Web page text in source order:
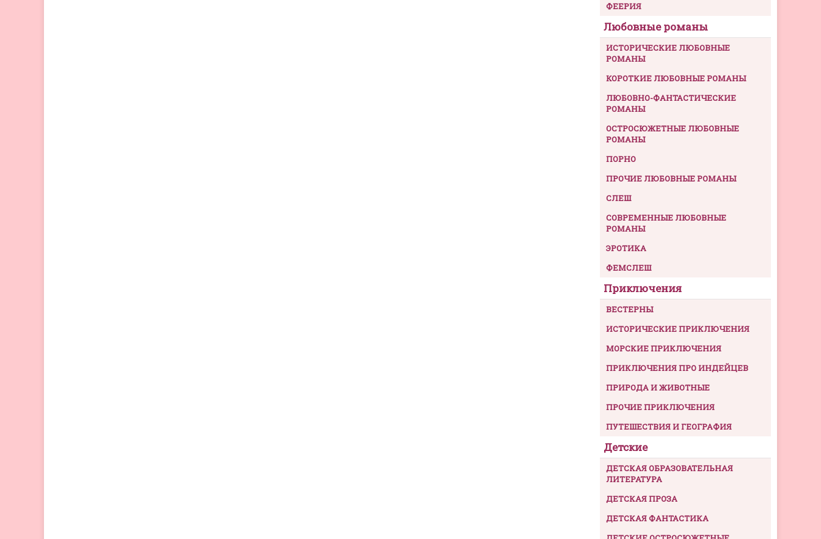
ФЕЕРИЯ
Любовные романы
ИСТОРИЧЕСКИЕ ЛЮБОВНЫЕ
РОМАНЫ
КОРОТКИЕ ЛЮБОВНЫЕ РОМАНЫ
ЛЮБОВНО-ФАНТАСТИЧЕСКИЕ
РОМАНЫ
ОСТРОСЮЖЕТНЫЕ ЛЮБОВНЫЕ
РОМАНЫ
ПОРНО
ПРОЧИЕ ЛЮБОВНЫЕ РОМАНЫ
СЛЕШ
СОВРЕМЕННЫЕ ЛЮБОВНЫЕ
РОМАНЫ
ЭРОТИКА
ФЕМСЛЕШ
Приключения
ВЕСТЕРНЫ
ИСТОРИЧЕСКИЕ ПРИКЛЮЧЕНИЯ
МОРСКИЕ ПРИКЛЮЧЕНИЯ
ПРИКЛЮЧЕНИЯ ПРО ИНДЕЙЦЕВ
ПРИРОДА И ЖИВОТНЫЕ
ПРОЧИЕ ПРИКЛЮЧЕНИЯ
ПУТЕШЕСТВИЯ И ГЕОГРАФИЯ
Детские
ДЕТСКАЯ ОБРАЗОВАТЕЛЬНАЯ
ЛИТЕРАТУРА
ДЕТСКАЯ ПРОЗА
ДЕТСКАЯ ФАНТАСТИКА